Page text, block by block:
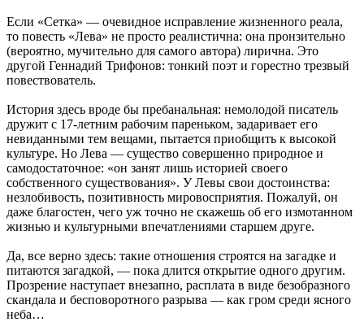
Если «Сетка» — очевидное исправление жизненного реала,
то повесть «Лева» не просто реалистична: она пронзительно
(вероятно, мучительно для самого автора) лирична. Это
другой Геннадий Трифонов: тонкий поэт и горестно трезвый
повествователь.
История здесь вроде бы пребанальная: немолодой писатель
дружит с 17-летним рабочим пареньком, задаривает его
невиданными тем вещами, пытается приобщить к высокой
культуре. Но Лева — существо совершенно природное и
самодостаточное: «он занят лишь историей своего
собственного существования». У Левы свои достоинства:
незлобивость, позитивность мировосприятия. Пожалуй, он
даже благостен, чего уж точно не скажешь об его измотанном
жизнью и культурными впечатлениями старшем друге.
Да, все верно здесь: такие отношения строятся на загадке и
питаются загадкой, — пока длится открытие одного другим.
Прозрение наступает внезапно, расплата в виде безобразного
скандала и бесповоротного разрыва — как гром среди ясного
неба…